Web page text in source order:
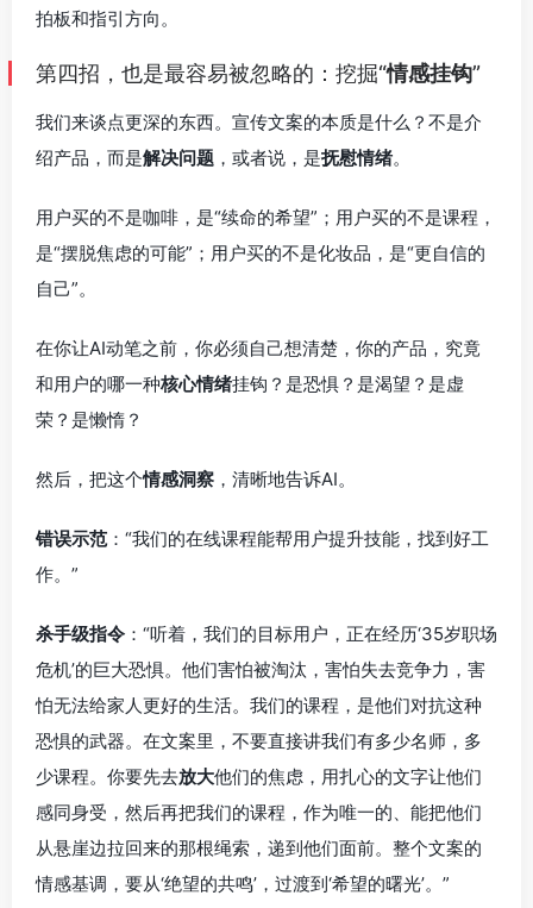
拍板和指引方向。
第四招，也是最容易被忽略的：挖掘“情感挂钩”
我们来谈点更深的东西。宣传文案的本质是什么？不是介
绍产品，而是解决问题 ，或者说，是抚慰情绪。
用户买的不是咖啡，是“续命的希望”；用户买的不是课程，
是“摆脱焦虑的可能”；用户买的不是化妆品，是“更自信的
自己”。
在你让AI动笔之前，你必须自己想清楚，你的产品，究竟
和用户的哪一种核心情绪挂钩？是恐惧？是渴望？是虚
荣？是懒惰？
然后，把这个情感洞察 ，清晰地告诉AI。
错误示范：“我们的在线课程能帮用户提升技能，找到好工
作。”
杀手级指令 ：“听着，我们的目标用户，正在经历‘35岁职场
危机’的巨大恐惧。他们害怕被淘汰，害怕失去竞争力，害
怕无法给家人更好的生活。我们的课程，是他们对抗这种
恐惧的武器。在文案里，不要直接讲我们有多少名师，多
少课程。你要先去放大他们的焦虑，用扎心的文字让他们
感同身受，然后再把我们的课程，作为唯一的、能把他们
从悬崖边拉回来的那根绳索，递到他们面前。整个文案的
情感基调，要从‘绝望的共鸣’，过渡到‘希望的曙光’。”